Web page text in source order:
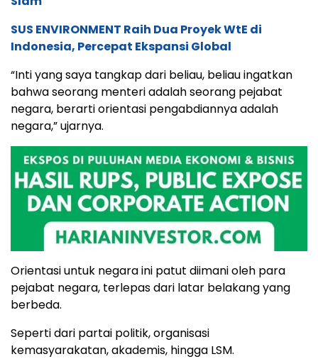
SUS ENVIRONMENT Raih Dua Proyek WtE di
Indonesia, Percepat Ekspansi Global
“Inti yang saya tangkap dari beliau, beliau ingatkan
bahwa seorang menteri adalah seorang pejabat
negara, berarti orientasi pengabdiannya adalah
negara,” ujarnya.
Orientasi untuk negara ini patut diimani oleh para
pejabat negara, terlepas dari latar belakang yang
berbeda.
Seperti dari partai politik, organisasi
kemasyarakatan, akademis, hingga LSM.